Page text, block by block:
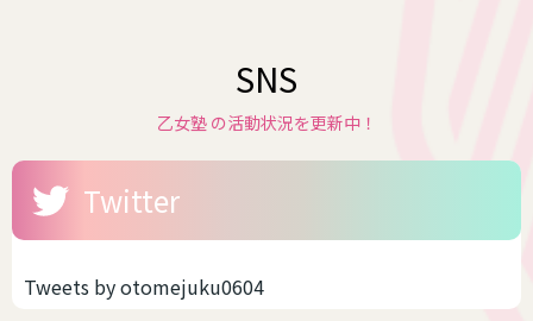
SNS
乙女塾 の活動状況を更新中！
Twitter
Tweets by otomejuku0604